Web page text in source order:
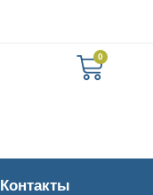
0
Контакты